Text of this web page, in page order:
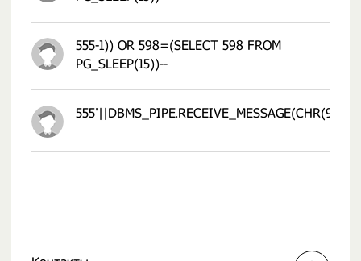
555-1)) OR 598=(SELECT 598 FROM
PG_SLEEP(15))--